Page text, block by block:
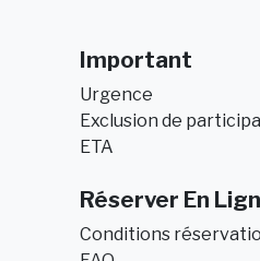
Important
Urgence
Exclusion de
ETA
Réserver En
Conditions